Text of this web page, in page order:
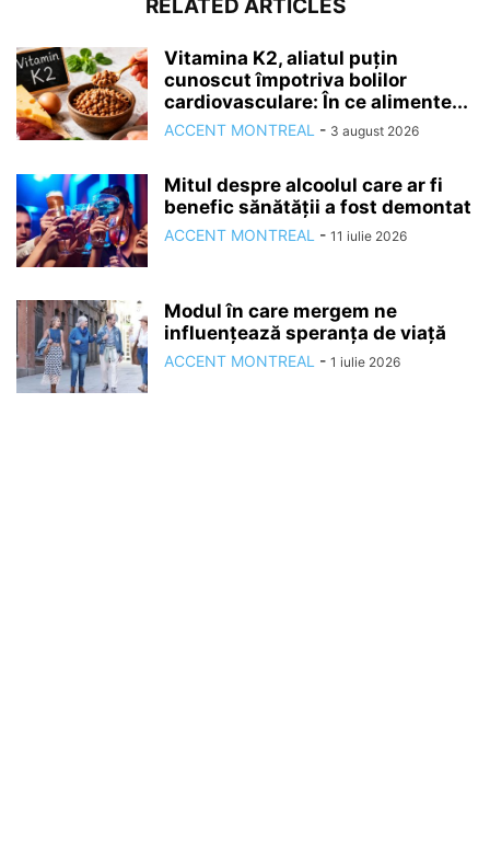
RELATED ARTICLES
Vitamina K2, aliatul puțin
cunoscut împotriva bolilor
cardiovasculare: În ce alimente...
ACCENT MONTREAL - 3 august 2026
Mitul despre alcoolul care ar fi
benefic sănătății a fost demontat
ACCENT MONTREAL - 11 iulie 2026
Modul în care mergem ne
influențează speranța de viață
ACCENT MONTREAL - 1 iulie 2026